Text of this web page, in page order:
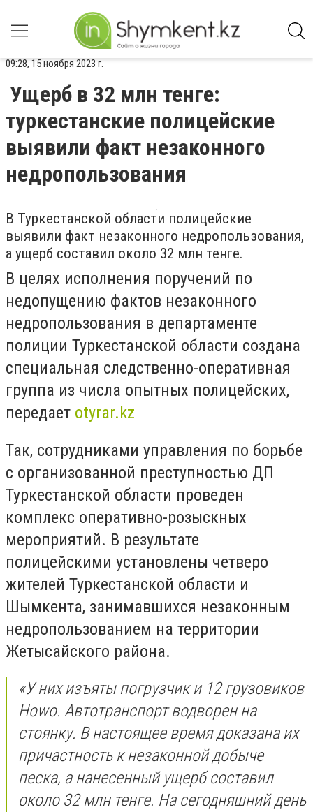
09:28, 15 ноября 2023 г.
Ущерб в 32 млн тенге:
туркестанские полицейские
выявили факт незаконного
недропользования
В Туркестанской области полицейские
выявили факт незаконного недропользования,
а ущерб составил около 32 млн тенге.
В целях исполнения поручений по
недопущению фактов незаконного
недропользования в департаменте
полиции Туркестанской области создана
специальная следственно-оперативная
группа из числа опытных полицейских,
передает otyrar.kz
Так, сотрудниками управления по борьбе
с организованной преступностью ДП
Туркестанской области проведен
комплекс оперативно-розыскных
мероприятий. В результате
полицейскими установлены четверо
жителей Туркестанской области и
Шымкента, занимавшихся незаконным
недропользованием на территории
Жетысайского района.
«У них изъяты погрузчик и 12 грузовиков
Howo. Автотранспорт водворен на
стоянку. В настоящее время доказана их
причастность к незаконной добыче
песка, а нанесенный ущерб составил
около 32 млн тенге. На сегодняшний день